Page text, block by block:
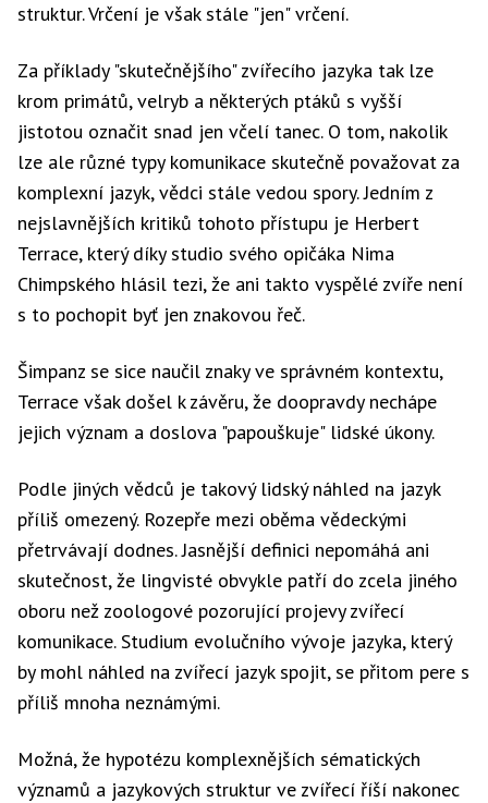
struktur. Vrčení je však stále "jen" vrčení.
Za příklady "skutečnějšího" zvířecího jazyka tak lze
krom primátů, velryb a některých ptáků s vyšší
jistotou označit snad jen včelí tanec. O tom, nakolik
lze ale různé typy komunikace skutečně považovat za
komplexní jazyk, vědci stále vedou spory. Jedním z
nejslavnějších kritiků tohoto přístupu je Herbert
Terrace, který díky studio svého opičáka Nima
Chimpského hlásil tezi, že ani takto vyspělé zvíře není
s to pochopit byť jen znakovou řeč.
Šimpanz se sice naučil znaky ve správném kontextu,
Terrace však došel k závěru, že doopravdy nechápe
jejich význam a doslova "papouškuje" lidské úkony.
Podle jiných vědců je takový lidský náhled na jazyk
příliš omezený. Rozepře mezi oběma vědeckými
přetrvávají dodnes. Jasnější definici nepomáhá ani
skutečnost, že lingvisté obvykle patří do zcela jiného
oboru než zoologové pozorující projevy zvířecí
komunikace. Studium evolučního vývoje jazyka, který
by mohl náhled na zvířecí jazyk spojit, se přitom pere s
příliš mnoha neznámými.
Možná, že hypotézu komplexnějších sématických
významů a jazykových struktur ve zvířecí říší nakonec